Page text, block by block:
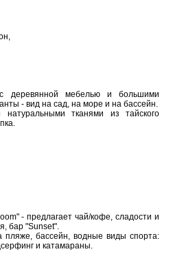
деревянной мебелью и большими
- вид на сад, на море и на бассейн.
натуральными тканями из тайского
- предлагает чай/кофе, сладости и
бар "Sunset".
пляже, бассейн, водные виды спорта:
и катамараны.